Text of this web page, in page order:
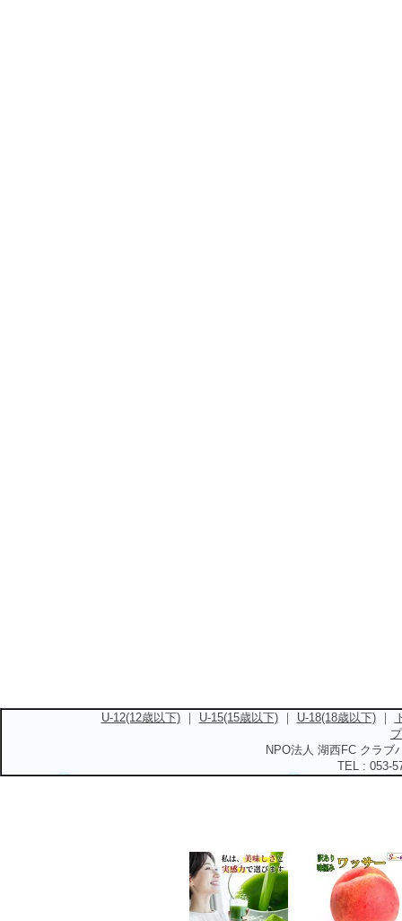
U-12(12歳以下)｜ U-15(15歳以下)｜ U-18(18歳以下)｜
NPO法人 湖西FC クラ
TEL : 053-